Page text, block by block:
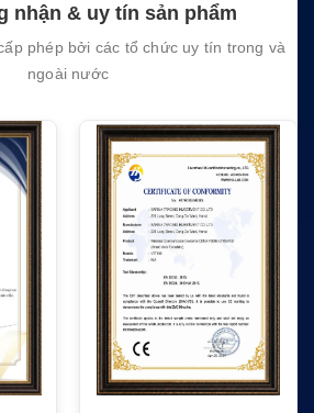
empty.
nhận & uy tín sản phẩm
phép bởi các tổ chức uy tín trong và
ngoài nước